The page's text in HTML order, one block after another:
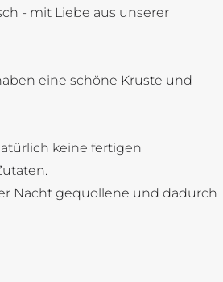
- mit Liebe aus unserer
eine schöne Kruste und
keine fertigen
Nacht gequollene und dadurch